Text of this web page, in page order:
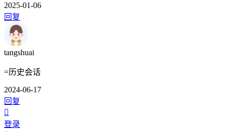
2025-01-06
回复
tangshuai
=历史会话
2024-06-17
回复
登录